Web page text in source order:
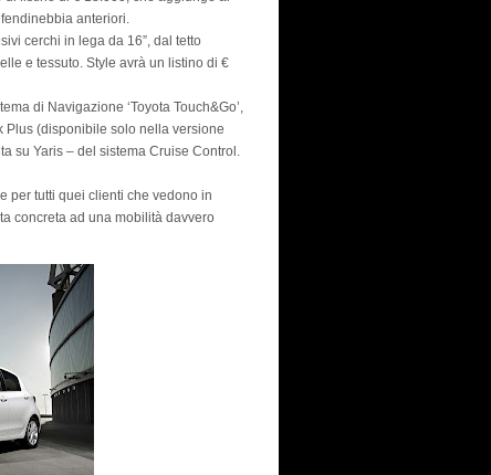
anteriori.
cerchi in lega da 16”, dal tetto
e tessuto. Style avrà un listino di €
di Navigazione ‘Toyota Touch&Go’,
Plus (disponibile solo nella versione
su Yaris – del sistema Cruise Control.
per tutti quei clienti che vedono in
concreta ad una mobilità davvero